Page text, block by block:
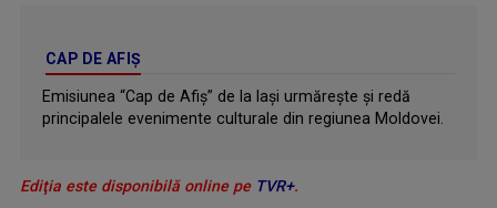
CAP DE AFIȘ
Emisiunea “Cap de Afiş” de la Iaşi urmăreşte şi redă
principalele evenimente culturale din regiunea Moldovei.
Ediţia este disponibilă online pe TVR+.